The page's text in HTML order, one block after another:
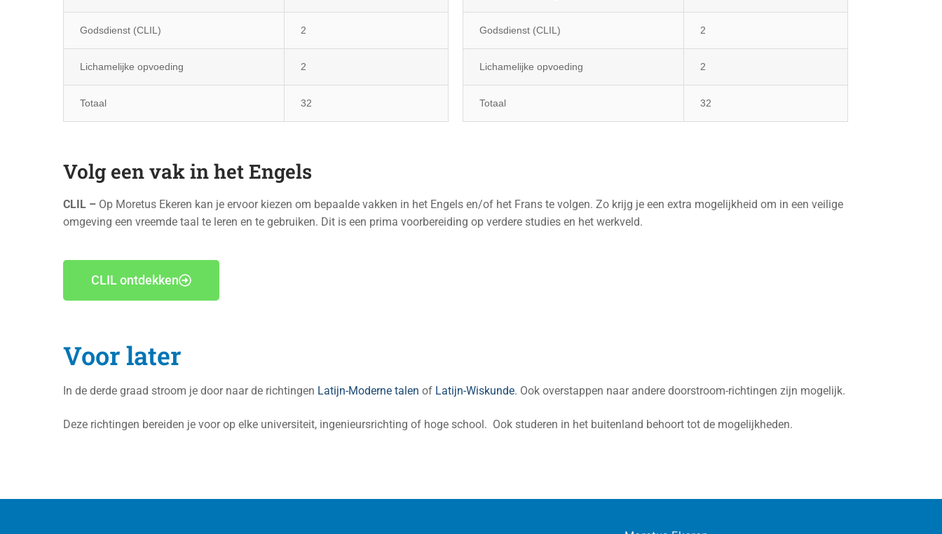
Godsdienst (CLIL) 2
Lichamelijke opvoeding 2
Totaal 32
Godsdienst (CLIL) 2
Lichamelijke opvoeding 2
Totaal 32
Volg een vak in het Engels
CLIL – Op Moretus Ekeren kan je ervoor kiezen om bepaalde vakken in het Engels en/of het Frans te volgen. Zo krijg je een extra mogelijkheid om in een veilige
omgeving een vreemde taal te leren en te gebruiken. Dit is een prima voorbereiding op verdere studies en het werkveld.
CLIL ontdekken
Voor later
In de derde graad stroom je door naar de richtingen Latijn-Moderne talen of Latijn-Wiskunde. Ook overstappen naar andere doorstroom-richtingen zijn mogelijk.
Deze richtingen bereiden je voor op elke universiteit, ingenieursrichting of hoge school. Ook studeren in het buitenland behoort tot de mogelijkheden.